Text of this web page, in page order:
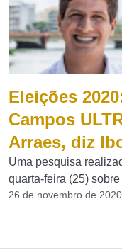
Eleições
Campos
Arraes, diz
Uma pesquisa
quarta-feira (25)
26 de novembro de